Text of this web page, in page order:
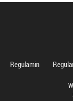
Regulamin